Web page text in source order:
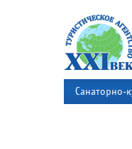
Санаторно-